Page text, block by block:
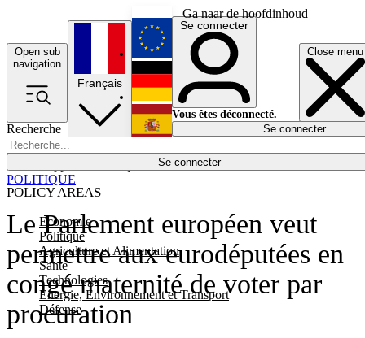
Ga naar de hoofdinhoud
Open sub
navigation
Close menu
Recherche
Se connecter
POLICY AREAS
Economie
Politique
Agriculture et Alimentation
Santé
Technologies
Energie, Environnement et Transport
Défense
Économie
Français
English
Deutsch
Español
Se connecter
Vous êtes déconnecté.
Se connecter
Le Parlement européen veut
permettre aux eurodéputées en
congé maternité de voter par
procuration
POLITIQUE